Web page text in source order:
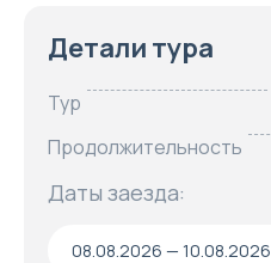
Детали тура
Тур
Продолжительность
Даты заезда:
08.08.2026 — 10.08.2026